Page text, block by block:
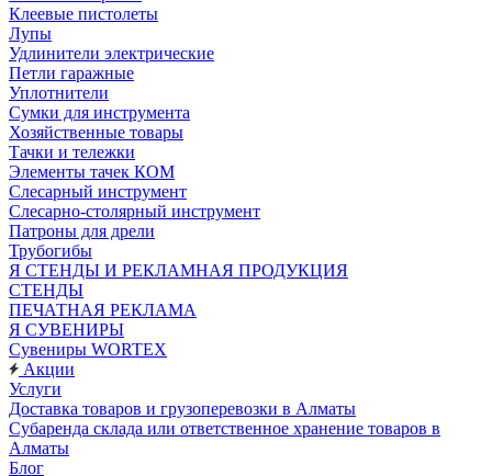
Клеевые пистолеты
Лупы
Удлинители электрические
Петли гаражные
Уплотнители
Сумки для инструмента
Хозяйственные товары
Тачки и тележки
Элементы тачек КОМ
Слесарный инструмент
Слесарно-столярный инструмент
Патроны для дрели
Трубогибы
Я СТЕНДЫ И РЕКЛАМНАЯ ПРОДУКЦИЯ
СТЕНДЫ
ПЕЧАТНАЯ РЕКЛАМА
Я СУВЕНИРЫ
Сувениры WORTEX
Акции
Услуги
Доставка товаров и грузоперевозки в Алматы
Субаренда склада или ответственное хранение товаров в
Алматы
Блог